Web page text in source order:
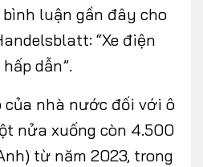
luận gần đây cho
“Xe điện
dẫn”.
của nhà nước đối với ô
nửa xuống còn 4.500
từ năm 2023, trong